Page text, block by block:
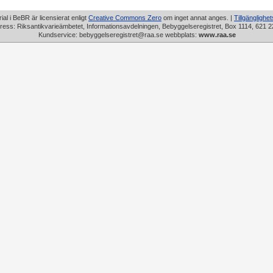
i BeBR är licensierat enligt Creative Commons Zero om inget annat anges. |
Riksantikvarieämbetet, Informationsavdelningen, Bebyggelseregistret, Box 1114, 621
Kundservice: bebyggelseregistret@raa.se webbplats: www.raa.se